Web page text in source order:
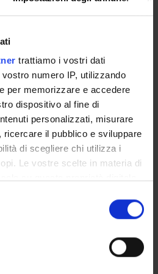
trattiamo i vostri dati
numero IP, utilizzando
per memorizzare e accedere
dispositivo al fine di
personalizzati, misurare
ricercare il pubblico e sviluppare
di scegliere chi utilizza i
Le vostre scelte in materia di
consenso in qualsiasi
sui cookie o facendo clic
FORMAZIONE SUPERIORE